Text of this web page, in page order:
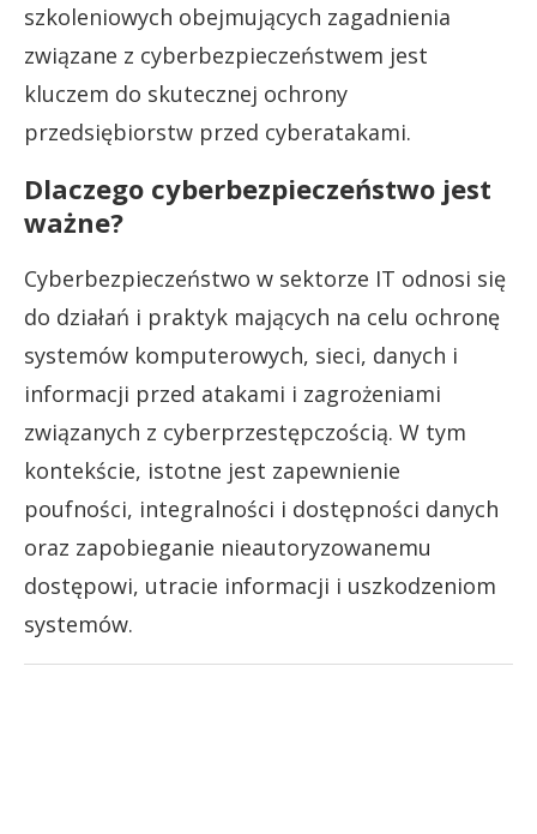
szkoleniowych obejmujących zagadnienia
związane z cyberbezpieczeństwem jest
kluczem do skutecznej ochrony
przedsiębiorstw przed cyberatakami.
Dlaczego cyberbezpieczeństwo jest
ważne?
Cyberbezpieczeństwo w sektorze IT odnosi się
do działań i praktyk mających na celu ochronę
systemów komputerowych, sieci, danych i
informacji przed atakami i zagrożeniami
związanych z cyberprzestępczością. W tym
kontekście, istotne jest zapewnienie
poufności, integralności i dostępności danych
oraz zapobieganie nieautoryzowanemu
dostępowi, utracie informacji i uszkodzeniom
systemów.